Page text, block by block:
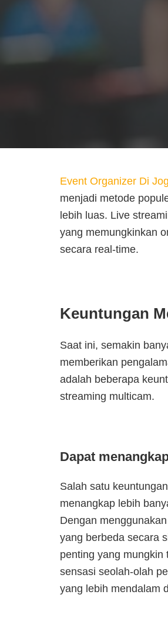
Event Organizer Di
menjadi metode
lebih luas. Live
yang memungkinkan
secara real-time.
Keuntungan
Saat ini, semakin
memberikan
adalah beberapa
streaming multicam.
Dapat
Salah satu
menangkap lebih
Dengan
yang berbeda secara
penting yang mungkin
sensasi seolah-olah
yang lebih mendalam